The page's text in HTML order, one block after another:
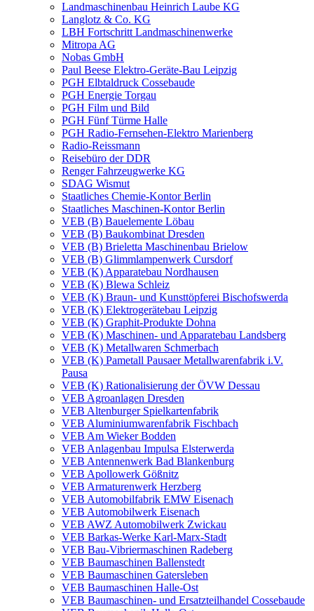
Landmaschinenbau Heinrich Laube KG
Langlotz & Co. KG
LBH Fortschritt Landmaschinenwerke
Mitropa AG
Nobas GmbH
Paul Beese Elektro-Geräte-Bau Leipzig
PGH Elbtaldruck Cossebaude
PGH Energie Torgau
PGH Film und Bild
PGH Fünf Türme Halle
PGH Radio-Fernsehen-Elektro Marienberg
Radio-Reissmann
Reisebüro der DDR
Renger Fahrzeugwerke KG
SDAG Wismut
Staatliches Chemie-Kontor Berlin
Staatliches Maschinen-Kontor Berlin
VEB (B) Bauelemente Löbau
VEB (B) Baukombinat Dresden
VEB (B) Brieletta Maschinenbau Brielow
VEB (B) Glimmlampenwerk Cursdorf
VEB (K) Apparatebau Nordhausen
VEB (K) Blewa Schleiz
VEB (K) Braun- und Kunsttöpferei Bischofswerda
VEB (K) Elektrogerätebau Leipzig
VEB (K) Graphit-Produkte Dohna
VEB (K) Maschinen- und Apparatebau Landsberg
VEB (K) Metallwaren Schmerbach
VEB (K) Pametall Pausaer Metallwarenfabrik i.V.
Pausa
VEB (K) Rationalisierung der ÖVW Dessau
VEB Agroanlagen Dresden
VEB Altenburger Spielkartenfabrik
VEB Aluminiumwarenfabrik Fischbach
VEB Am Wieker Bodden
VEB Anlagenbau Impulsa Elsterwerda
VEB Antennenwerk Bad Blankenburg
VEB Apollowerk Gößnitz
VEB Armaturenwerk Herzberg
VEB Automobilfabrik EMW Eisenach
VEB Automobilwerk Eisenach
VEB AWZ Automobilwerk Zwickau
VEB Barkas-Werke Karl-Marx-Stadt
VEB Bau-Vibriermaschinen Radeberg
VEB Baumaschinen Ballenstedt
VEB Baumaschinen Gatersleben
VEB Baumaschinen Halle-Ost
VEB Baumaschinen- und Ersatzteilhandel Cossebaude